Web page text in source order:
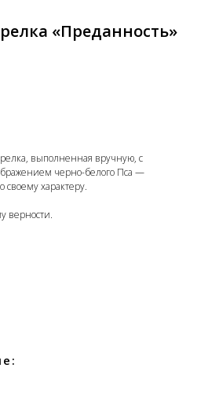
«Преданность»
выполненная вручную, с
черно-белого Пса —
своему характеру.
верности.